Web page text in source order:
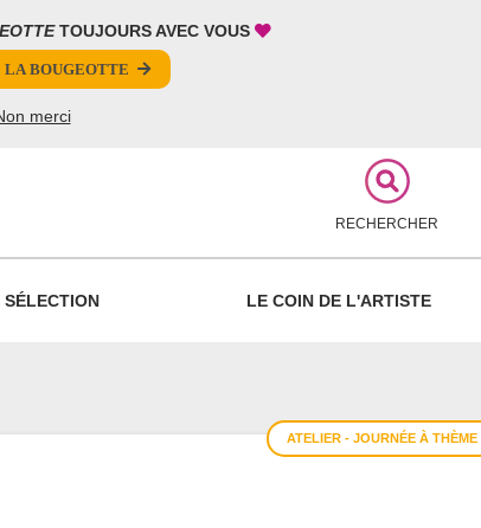
TOUJOURS AVEC VOUS
BOUGEOTTE
merci
RECHERCHER
SÉLECTION LE COIN DE L'ARTISTE
ATELIER - JOURNÉE À THÈME